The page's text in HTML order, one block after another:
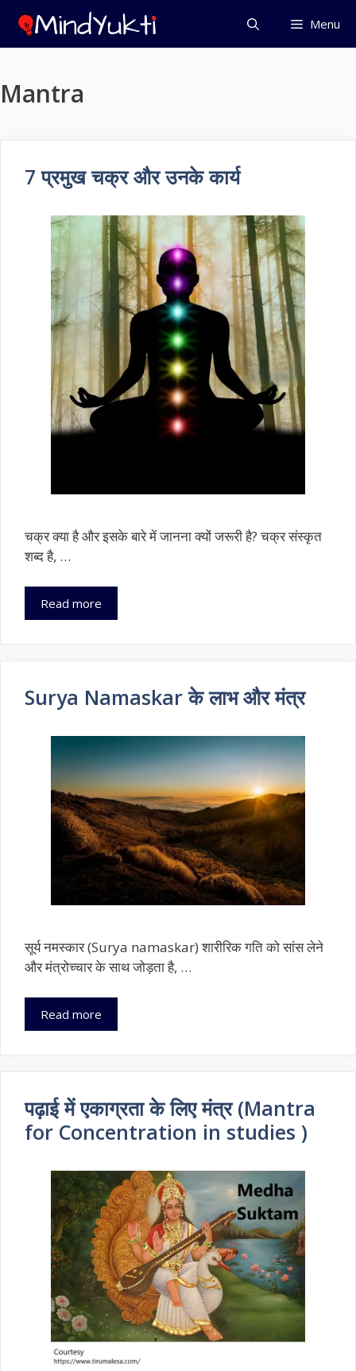
Skip
content
Menu
Mantra
7 प्रमुख चक्र और उनके कार्य
चक्र क्या है और इसके बारे में जानना क्यों जरूरी है? चक्र संस्कृत
शब्द है, …
Read more
प्रमुख
Surya Namaskar के लाभ और मंत्र
सूर्य नमस्कार (Surya namaskar) शारीरिक गति को सांस लेने
और मंत्रोच्चार के साथ जोड़ता है, …
Read more
Namaskar
मंत्र
पढ़ाई में एकाग्रता के लिए मंत्र (Mantra
for Concentration in studies )